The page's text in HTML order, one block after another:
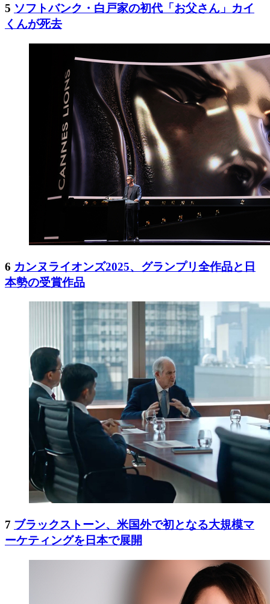
5 ソフトバンク・白戸家の初代「お父さん」カイ
くんが死去
6 カンヌライオンズ2025、グランプリ全作品と日
本勢の受賞作品
7 ブラックストーン、米国外で初となる大規模マ
ーケティングを日本で展開